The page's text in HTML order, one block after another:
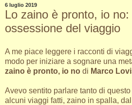
6 luglio 2019
Lo zaino è pronto, io
ossessione del viaggio
A me piace leggere i racconti di
modo per iniziare a sognare una
zaino è pronto, io no di Marco
Avevo sentito parlare tanto di
alcuni viaggi fatti, zaino in spalla,